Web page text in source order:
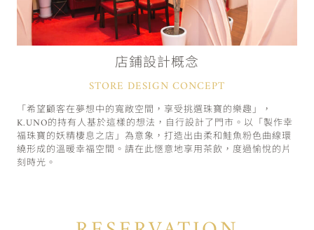
店鋪設計概念
STORE DESIGN CONCEPT
「希望顧客在夢想中的寬敞空間，享受挑選珠寶的樂趣」，
K.UNO的持有人基於這樣的想法，自行設計了門市。以「製作幸
福珠寶的妖精棲息之店」為意象，打造出由柔和鮭魚粉色曲線環
繞形成的溫暖幸福空間。請在此愜意地享用茶飲，度過愉悅的片
刻時光。